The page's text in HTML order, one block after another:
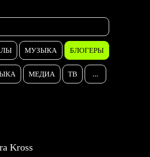
МУЗЫКА БЛОГЕРЫ
МЕДИА ТВ ...
Kross